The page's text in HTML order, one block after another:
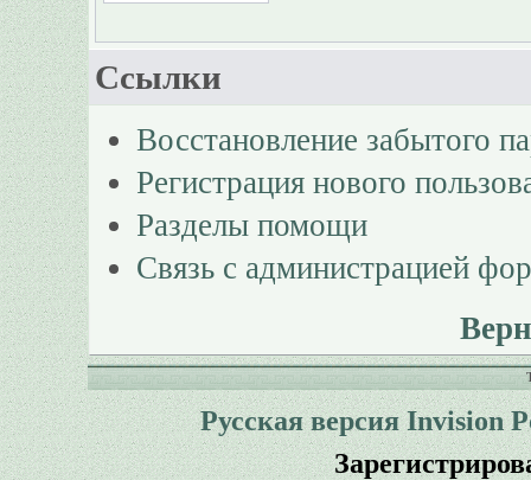
Ссылки
Восстановление забытого
Регистрация нового
Разделы помощи
Связь с администрацией
Русская версия Invision